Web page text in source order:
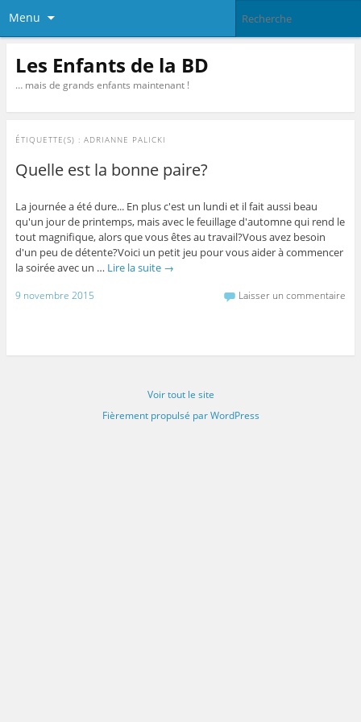
Menu
Les Enfants de la BD
… mais de grands enfants maintenant !
ÉTIQUETTE(S) : ADRIANNE PALICKI
Quelle est la bonne paire?
La journée a été dure... En plus c'est un lundi et il fait aussi beau
qu'un jour de printemps, mais avec le feuillage d'automne qui rend le
tout magnifique, alors que vous êtes au travail?Vous avez besoin
d'un peu de détente?Voici un petit jeu pour vous aider à commencer
la soirée avec un … Lire la suite →
9 novembre 2015 Laisser un commentaire
Voir tout le site
Fièrement propulsé par WordPress